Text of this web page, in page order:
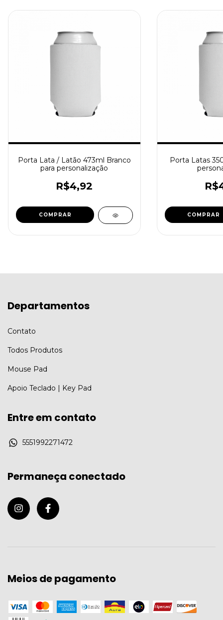
Porta Lata / Latão 473ml Branco
para personalização
R$4,92
Porta Latas
Departamentos
Contato
Todos Produtos
Mouse Pad
Apoio Teclado | Key Pad
Entre em contato
5551992271472
Permaneça conectado
Meios de pagamento